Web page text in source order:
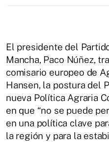
El presidente del
Mancha, Paco Núñez,
comisario europeo de
Hansen, la postura del
nueva Política Agraria
en que “no se puede
en una política clave
la región y para la